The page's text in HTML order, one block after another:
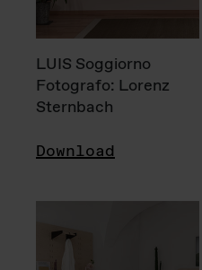
LUIS Soggiorno
Fotografo: Lorenz
Sternbach
Download